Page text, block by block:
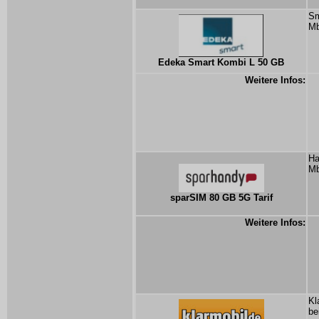
Edeka Smart Kombi L 50 GB
Weitere Infos:
sparSIM 80 GB 5G Tarif
Weitere Infos: